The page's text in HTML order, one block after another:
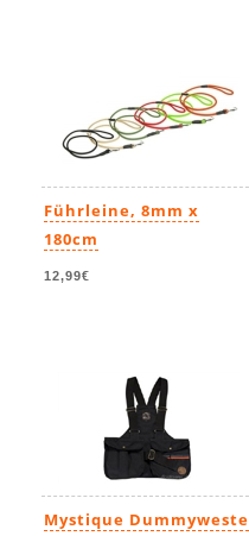
Führleine, 8mm x
180cm
12,99€
Mystique Dummyweste